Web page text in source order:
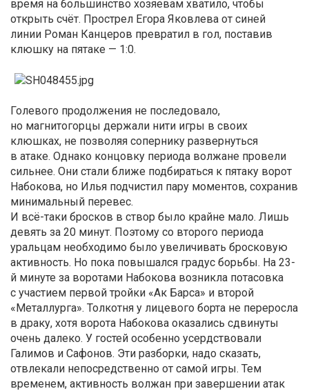
время на большинство хозяевам хватило, чтобы
открыть счёт. Прострел Егора Яковлева от синей
линии Роман Канцеров превратил в гол, поставив
клюшку на пятаке — 1:0.
Голевого продолжения не последовало,
но магнитогорцы держали нити игры в своих
клюшках, не позволяя сопернику развернуться
в атаке. Однако концовку периода волжане провели
сильнее. Они стали ближе подбираться к пятаку ворот
Набокова, но Илья подчистил пару моментов, сохранив
минимальный перевес.
И всё-таки бросков в створ было крайне мало. Лишь
девять за 20 минут. Поэтому со второго периода
уральцам необходимо было увеличивать бросковую
активность. Но пока повышался градус борьбы. На 23-
й минуте за воротами Набокова возникла потасовка
с участием первой тройки «Ак Барса» и второй
«Металлурга». Толкотня у лицевого борта не переросла
в драку, хотя ворота Набокова оказались сдвинуты
очень далеко. У гостей особенно усердствовали
Галимов и Сафонов. Эти разборки, надо сказать,
отвлекали непосредственно от самой игры. Тем
временем, активность волжан при завершении атак